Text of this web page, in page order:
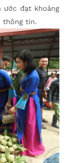
đạt khoảng
thông tin.